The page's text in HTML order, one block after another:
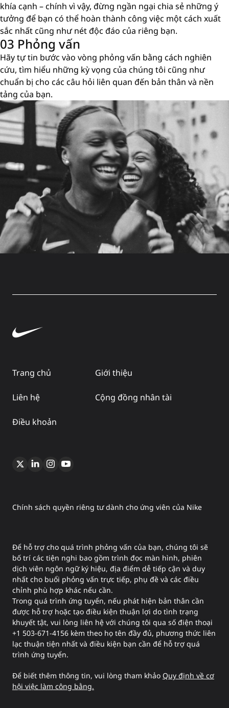
khía cạnh – chính vì vậy, đừng ngần ngại chia sẻ những ý
tưởng để bạn có thể hoàn thành công việc một cách xuất
sắc nhất cũng như nét độc đáo của riêng bạn.
03 Phỏng vấn
Hãy tự tin bước vào vòng phỏng vấn bằng cách nghiên
cứu, tìm hiểu những kỳ vọng của chúng tôi cũng như
chuẩn bị cho các câu hỏi liên quan đến bản thân và nền
tảng của bạn.
Trang chủ Giới thiệu
Liên hệ Cộng đồng nhân tài
Điều khoản
Chính sách quyền riêng tư dành cho ứng viên của Nike
Để hỗ trợ cho quá trình phỏng vấn của bạn, chúng tôi sẽ
bố trí các tiện nghi bao gồm trình đọc màn hình, phiên
dịch viên ngôn ngữ ký hiệu, địa điểm dễ tiếp cận và duy
nhất cho buổi phỏng vấn trực tiếp, phụ đề và các điều
chỉnh phù hợp khác nếu cần.
Trong quá trình ứng tuyển, nếu phát hiện bản thân cần
được hỗ trợ hoặc tạo điều kiện thuận lợi do tình trạng
khuyết tật, vui lòng liên hệ với chúng tôi qua số điện thoại
+1 503-671-4156 kèm theo họ tên đầy đủ, phương thức liên
lạc thuận tiện nhất và điều kiện bạn cần để hỗ trợ quá
trình ứng tuyển.
Để biết thêm thông tin, vui lòng tham khảo Quy định về cơ
hội việc làm công bằng.